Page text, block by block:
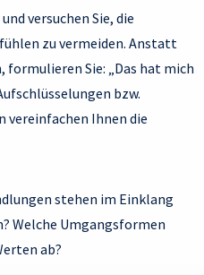
versuchen Sie, die
zu vermeiden. Anstatt
formulieren Sie: „Das hat mich
bzw.
vereinfachen Ihnen die
stehen im Einklang
Welche Umgangsformen
ab?